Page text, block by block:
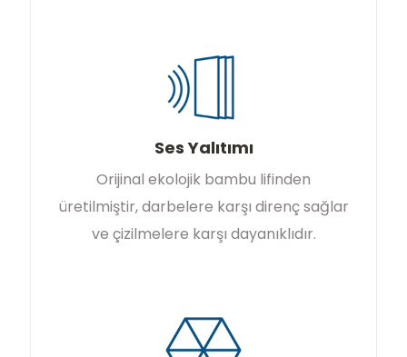
Ses Yalıtımı
Orijinal ekolojik bambu lifinden
üretilmiştir, darbelere karşı direnç sağlar
ve çizilmelere karşı dayanıklıdır.